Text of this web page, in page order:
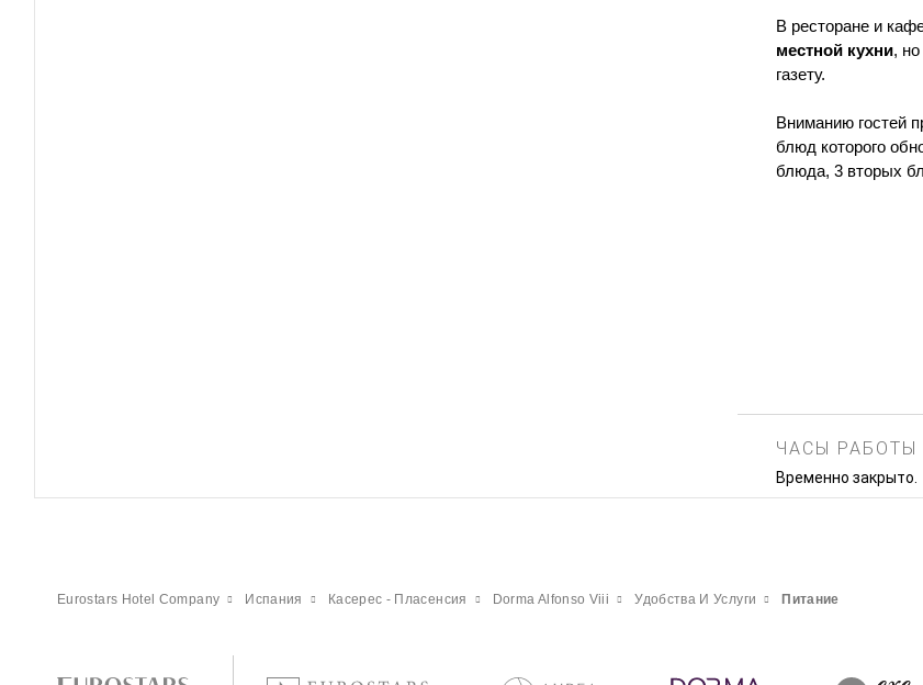
В ресторане и
местной кухни,
газету.
Вниманию гостей
блюд которого
блюда, 3 вторых
ЧАСЫ РАБОТЫ
Временно закрыто.
Eurostars Hotel Company Испания Касерес - Пласенсия Dorma Alfonso Viii Удобства И Услуги Питание